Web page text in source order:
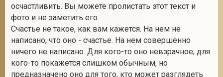
осчастливить. Вы можете пролистать этот текст и
фото и не заметить его.
Счастье не такое, как вам кажется. На нем не
написано, что оно - счастье. На нем совершенно
ничего не написано. Для кого-то оно невзрачное, для
кого-то покажется слишком обычным, но
предназначено оно для того, кто может разглядеть